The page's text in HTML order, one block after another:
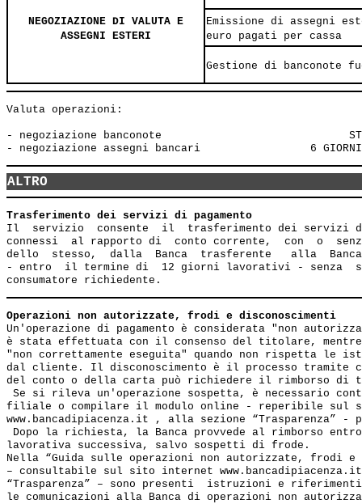
NEGOZIAZIONE DI VALUTA E
ASSEGNI ESTERI
Emissione di assegni
euro pagati per cassa
Gestione di banconote
Valuta operazioni:
- negoziazione banconote
ALTRO
Trasferimento dei servizi di pagamento
Il  servizio  consente  il  trasferimento dei servizi di
connessi  al rapporto di  conto corrente,  con  o
dello  stesso,  dalla  Banca  trasferente   alla
- entro  il termine di  12 giorni lavorativi - senza
Operazioni non autorizzate, frodi e disconoscimenti
Un'operazione di pagamento è considerata "non
è stata effettuata con il consenso del titolare,
"non correttamente eseguita" quando non rispetta le
dal cliente. Il disconoscimento è il processo
del conto o della carta può richiedere il rimborso di
Se si rileva un'operazione sospetta, è necessario
filiale o compilare il modulo online - reperibile sul
www.bancadipiacenza.it , alla sezione “Trasparenza” -
Dopo la richiesta, la Banca provvede al rimborso
lavorativa successiva, salvo sospetti di frode.
Nella “Guida sulle operazioni non autorizzate, frodi e
– consultabile sul sito internet
“Trasparenza” – sono presenti  istruzioni e
le comunicazioni alla Banca di operazioni non